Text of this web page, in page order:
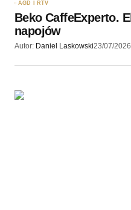
AGD I RTV
Beko CaffeExperto.
napojów
Autor: Daniel Laskowski23/07/2026